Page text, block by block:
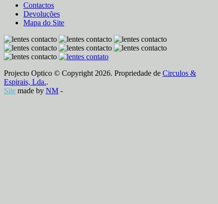
Contactos
Devoluções
Mapa do Site
Projecto Optico © Copyright 2026. Propriedade de Circulos &
Espirais, Lda..
Site made by NM -